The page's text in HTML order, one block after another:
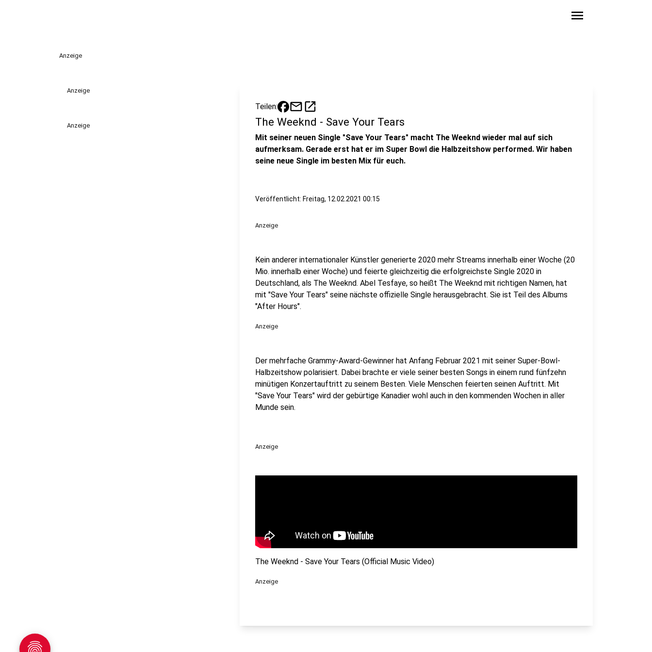
menu
Anzeige
Anzeige
Anzeige
Teilen: mailopen_in_new
The Weeknd - Save Your Tears
Mit seiner neuen Single "Save Your Tears" macht The Weeknd wieder mal auf sich
aufmerksam. Gerade erst hat er im Super Bowl die Halbzeitshow performed. Wir haben
seine neue Single im besten Mix für euch.
Veröffentlicht: Freitag, 12.02.2021 00:15
Anzeige
Kein anderer internationaler Künstler generierte 2020 mehr Streams innerhalb einer Woche (20
Mio. innerhalb einer Woche) und feierte gleichzeitig die erfolgreichste Single 2020 in
Deutschland, als The Weeknd. Abel Tesfaye, so heißt The Weeknd mit richtigen Namen, hat
mit "Save Your Tears" seine nächste offizielle Single herausgebracht. Sie ist Teil des Albums
"After Hours".
Anzeige
Der mehrfache Grammy-Award-Gewinner hat Anfang Februar 2021 mit seiner Super-Bowl-
Halbzeitshow polarisiert. Dabei brachte er viele seiner besten Songs in einem rund fünfzehn
minütigen Konzertauftritt zu seinem Besten. Viele Menschen feierten seinen Auftritt. Mit
"Save Your Tears" wird der gebürtige Kanadier wohl auch in den kommenden Wochen in aller
Munde sein.
Anzeige
The Weeknd - Save Your Tears (Official Music Video)
Anzeige